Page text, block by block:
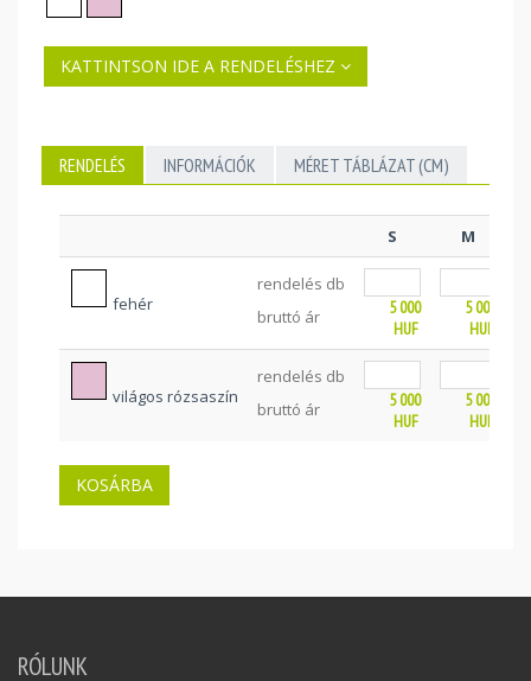
KATTINTSON IDE A RENDELÉSHEZ
RENDELÉS INFORMÁCIÓK MÉRET TÁBLÁZAT (CM)
S M
fehér
rendelés db
bruttó ár
5 000
HUF
5 000
HUF
világos rózsaszín
rendelés db
bruttó ár
5 000
HUF
5 000
HUF
RÓLUNK